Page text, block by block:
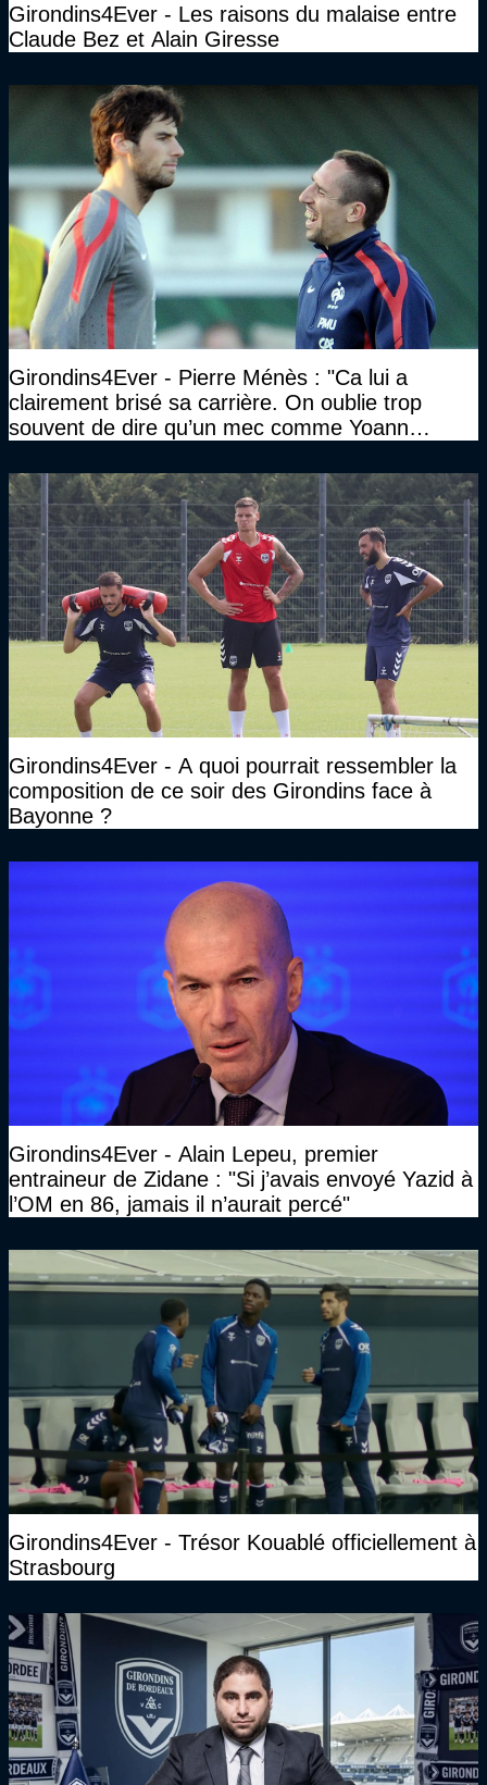
Girondins4Ever - Les raisons du malaise entre
Claude Bez et Alain Giresse
Girondins4Ever - Pierre Ménès : "Ca lui a
clairement brisé sa carrière. On oublie trop
souvent de dire qu’un mec comme Yoann
Girondins4Ever - A quoi pourrait ressembler la
composition de ce soir des Girondins face à
Bayonne ?
Girondins4Ever - Alain Lepeu, premier
entraineur de Zidane : "Si j’avais envoyé Yazid à
l’OM en 86, jamais il n’aurait percé"
Girondins4Ever - Trésor Kouablé officiellement à
Strasbourg